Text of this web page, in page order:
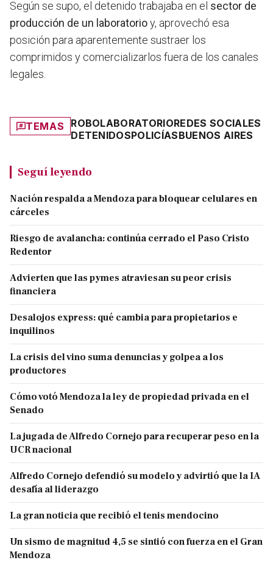
Según se supo, el detenido trabajaba en el sector de
producción de un laboratorioy, aprovechó esa
posición para aparentemente sustraer los
comprimidos y comercializarlos fuera de los canales
legales.
TEMAS ROBOLABORATORIOREDES SOCIALES
DETENIDOSPOLICÍASBUENOS AIRES
Seguí leyendo
Nación respalda a Mendoza para bloquear celulares en
cárceles
Riesgo de avalancha: continúa cerrado el Paso Cristo
Redentor
Advierten que las pymes atraviesan su peor crisis
financiera
Desalojos express: qué cambia para propietarios e
inquilinos
La crisis del vino suma denuncias y golpea a los
productores
Cómo votó Mendoza la ley de propiedad privada en el
Senado
La jugada de Alfredo Cornejo para recuperar peso en la
UCR nacional
Alfredo Cornejo defendió su modelo y advirtió que la IA
desafía al liderazgo
La gran noticia que recibió el tenis mendocino
Un sismo de magnitud 4,5 se sintió con fuerza en el Gran
Mendoza